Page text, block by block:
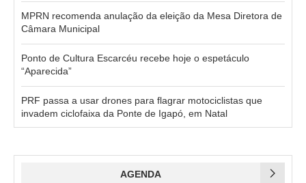
MPRN recomenda anulação da eleição da Mesa Diretora de
Câmara Municipal
Ponto de Cultura Escarcéu recebe hoje o espetáculo
“Aparecida”
PRF passa a usar drones para flagrar motociclistas que
invadem ciclofaixa da Ponte de Igapó, em Natal
AGENDA